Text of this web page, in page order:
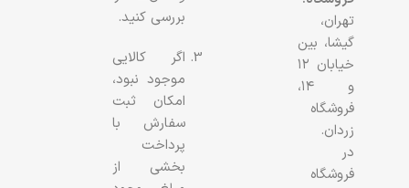
تهران،
گیشا، بین
خیابان ۱۲
و ۱۴،
فروشگاه
زردان.
در
فروشگاه
بررسی کنید.
اگر کالایی
موجود نبود،
امکان ثبت
سفارش با
پرداخت
بخشی از